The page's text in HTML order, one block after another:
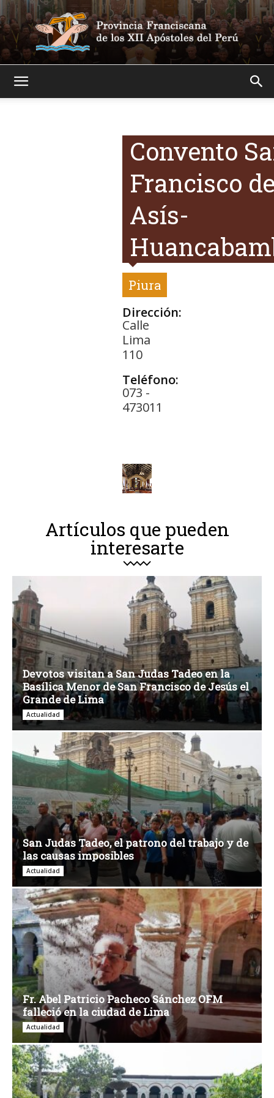
Convento
Francisco
Asís-
Piura
Dirección:
Calle
Lima
110
Teléfono:
073 -
473011
Artículos que pueden
interesarte
Devotos visitan a San Judas Tadeo en la
Basílica Menor de San Francisco de Jesús el
Grande de Lima
Actualidad
San Judas Tadeo, el patrono del trabajo y de
las causas imposibles
Actualidad
Fr. Abel Patricio Pacheco Sánchez OFM
falleció en la ciudad de Lima
Actualidad